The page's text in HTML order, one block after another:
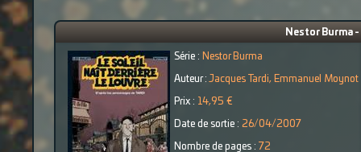
Nestor Burma
Série : Nestor Burma
Auteur : Jacques Tardi, Emmanuel
Prix : 14,95 €
Date de sortie : 26/04/2007
Nombre de pages : 72